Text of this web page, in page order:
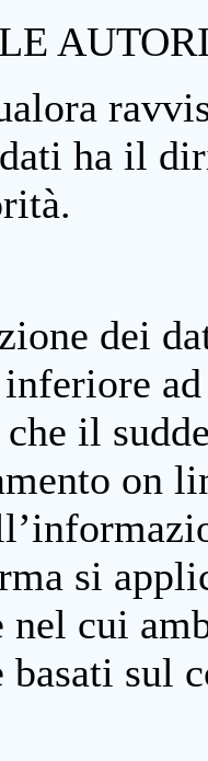
ha il
dei
il
on
si
nel cui
sul